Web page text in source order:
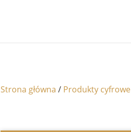
Strona główna / Produkty cyfrowe